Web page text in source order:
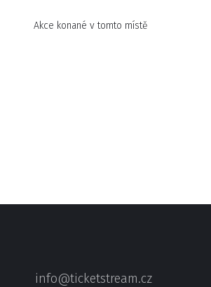
Akce konané v tomto místě
info@ticketstream.cz